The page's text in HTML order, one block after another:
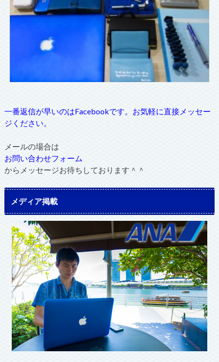
一番返信が早いのはFacebookです。お気軽に直接メッセー
ジください。
メールの場合は
お問い合わせフォーム
からメッセージお待ちしております＾＾
メディア掲載